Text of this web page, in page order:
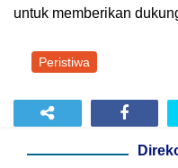
untuk memberikan
Peristiwa